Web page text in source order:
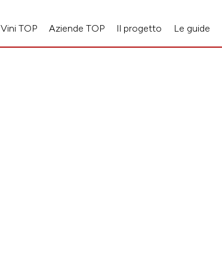
Vini TOP Aziende TOP Il progetto Le guide